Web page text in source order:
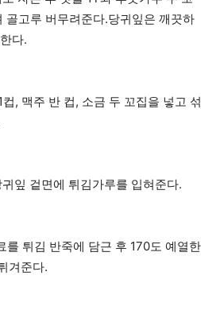
골고루 버무려준다.당귀잎은 깨끗하
다.
, 맥주 반 컵, 소금 두 꼬집을 넣고 섞
잎 겉면에 튀김가루를 입혀준다.
를 튀김 반죽에 담근 후 170도 예열한
겨준다.